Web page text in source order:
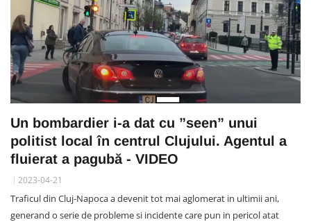
Un bombardier i-a dat cu ”seen” unui
politist local în centrul Clujului. Agentul a
fluierat a pagubă - VIDEO
2023-04-21
Traficul din Cluj-Napoca a devenit tot mai aglomerat in ultimii ani,
generand o serie de probleme si incidente care pun in pericol atat